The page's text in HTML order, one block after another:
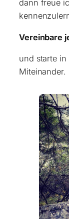
dann freue
Vereinbare
und starte
Miteinander.